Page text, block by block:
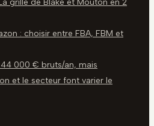
: choisir entre FBA, FBM et
000 € bruts/an, mais
et le secteur font varier le